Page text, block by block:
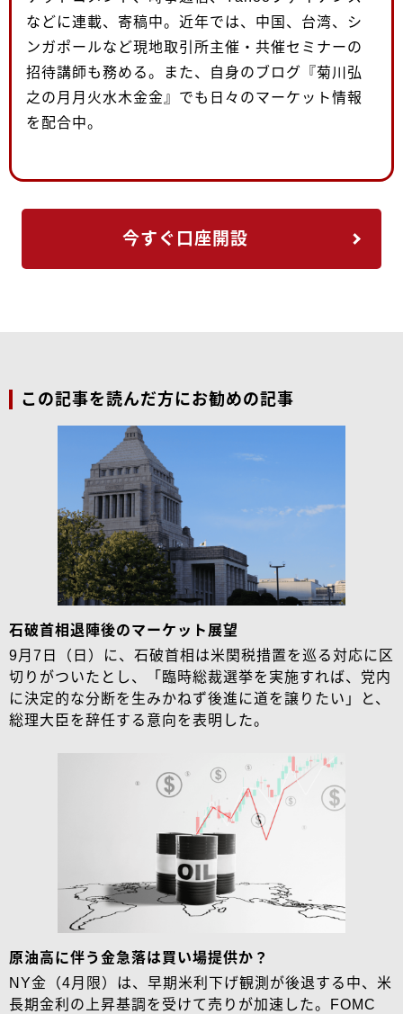
などに連載、寄稿中。近年では、中国、台湾、シ
ンガポールなど現地取引所主催・共催セミナーの
招待講師も務める。また、自身のブログ『菊川弘
之の月月火水木金金』でも日々のマーケット情報
を配合中。
今すぐ口座開設
この記事を読んだ方にお勧めの記事
石破首相退陣後のマーケット展望
9月7日（日）に、石破首相は米関税措置を巡る対応に区
切りがついたとし、「臨時総裁選挙を実施すれば、党内
に決定的な分断を生みかねず後進に道を譲りたい」と、
総理大臣を辞任する意向を表明した。
原油高に伴う金急落は買い場提供か？
NY金（4月限）は、早期米利下げ観測が後退する中、米
長期金利の上昇基調を受けて売りが加速した。FOMC